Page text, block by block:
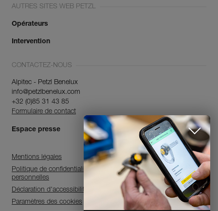
AUTRES SITES WEB PETZL
Opérateurs
Intervention
CONTACTEZ-NOUS
Alpitec - Petzl Benelux
info@petzlbenelux.com
+32 (0)85 31 43 85
Formulaire de contact
Espace presse
Mentions légales
Politique de confidentialité et de traitement des données
personnelles
Déclaration d'accessibilité
Paramètres des cookies